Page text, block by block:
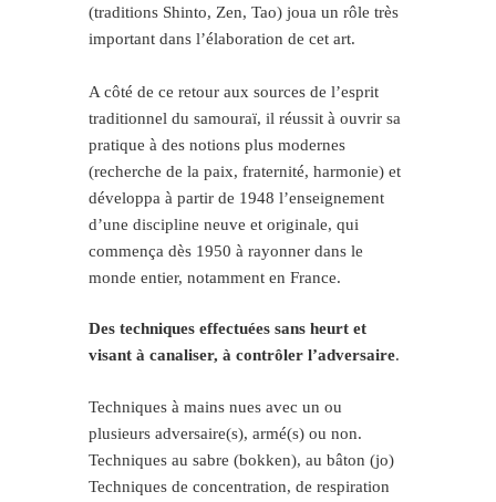
(traditions Shinto, Zen, Tao) joua un rôle très
important dans l’élaboration de cet art.
A côté de ce retour aux sources de l’esprit
traditionnel du samouraï, il réussit à ouvrir sa
pratique à des notions plus modernes
(recherche de la paix, fraternité, harmonie) et
développa à partir de 1948 l’enseignement
d’une discipline neuve et originale, qui
commença dès 1950 à rayonner dans le
monde entier, notamment en France.
Des techniques effectuées sans heurt et
visant à canaliser, à contrôler l’adversaire.
Techniques à mains nues avec un ou
plusieurs adversaire(s), armé(s) ou non.
Techniques au sabre (bokken), au bâton (jo)
Techniques de concentration, de respiration